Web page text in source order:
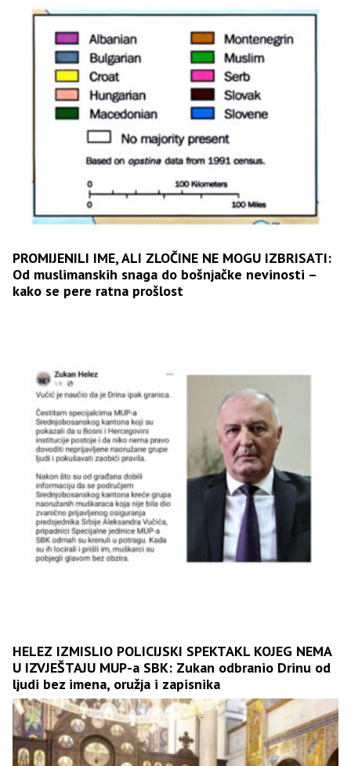
PROMIJENILI IME, ALI ZLOČINE NE MOGU IZBRISATI:
Od muslimanskih snaga do bošnjačke nevinosti –
kako se pere ratna prošlost
HELEZ IZMISLIO POLICIJSKI SPEKTAKL KOJEG NEMA
U IZVJEŠTAJU MUP-a SBK: Zukan odbranio Drinu od
ljudi bez imena, oružja i zapisnika